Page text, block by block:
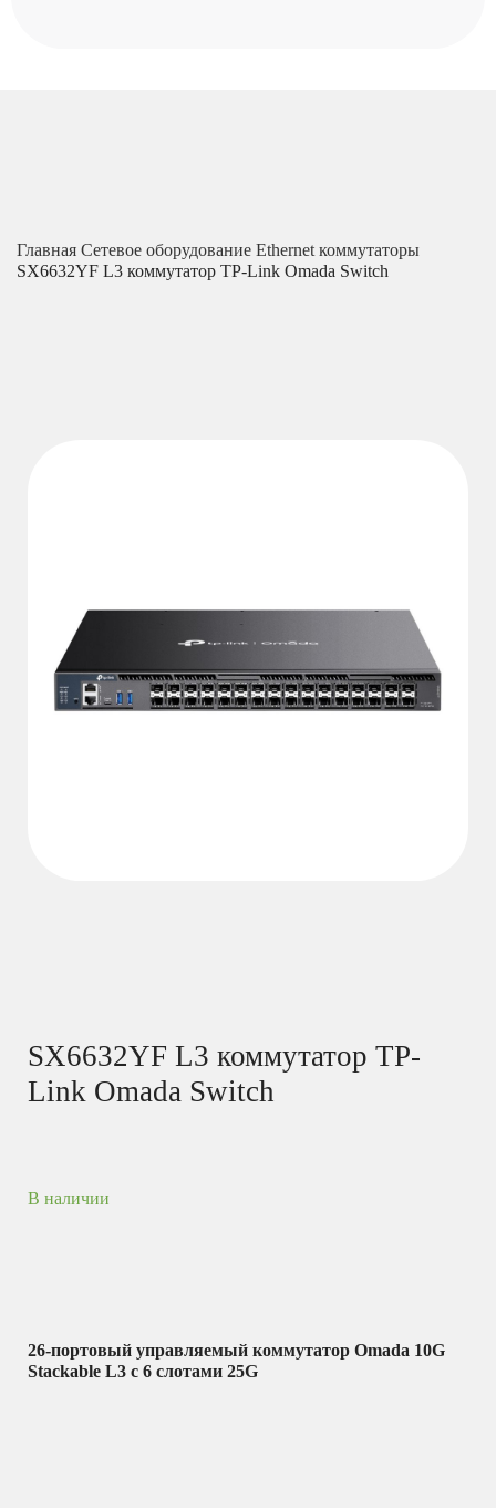
Главная Сетевое оборудование Ethernet коммутаторы
SX6632YF L3 коммутатор TP-Link Omada Switch
SX6632YF L3 коммутатор TP-
Link Omada Switch
В наличии
26-портовый управляемый коммутатор Omada 10G
Stackable L3 с 6 слотами 25G